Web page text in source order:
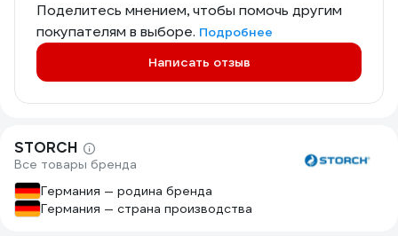
Поделитесь мнением, чтобы помочь другим
покупателям в выборе. Подробнее
Написать отзыв
STORCH
Все товары бренда
Германия — родина бренда
Германия — страна производства